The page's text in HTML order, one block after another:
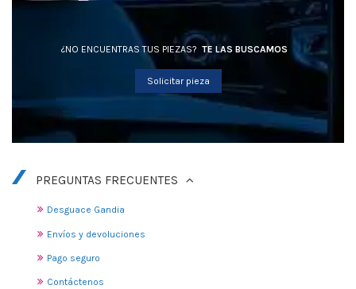
¿NO ENCUENTRAS TUS PIEZAS? TE LAS BUSCAMOS
Solicitar pieza
PREGUNTAS FRECUENTES
Desguace Gandia
Envíos y devoluciones
Pago seguro
Contáctenos